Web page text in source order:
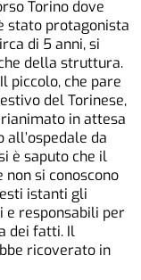
Torino dove
stato protagonista
di 5 anni, si
della struttura.
piccolo, che pare
del Torinese,
in attesa
da
è saputo che il
si conoscono
istanti gli
e responsabili per
dei fatti. Il
ricoverato in